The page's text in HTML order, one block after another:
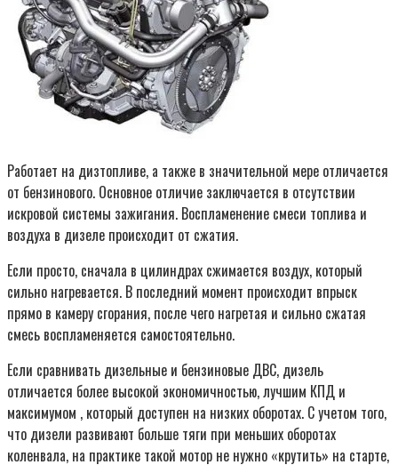
Работает на дизтопливе, а также в значительной мере отличается
от бензинового. Основное отличие заключается в отсутствии
искровой системы зажигания. Воспламенение смеси топлива и
воздуха в дизеле происходит от сжатия.
Если просто, сначала в цилиндрах сжимается воздух, который
сильно нагревается. В последний момент происходит впрыск
прямо в камеру сгорания, после чего нагретая и сильно сжатая
смесь воспламеняется самостоятельно.
Если сравнивать дизельные и бензиновые ДВС, дизель
отличается более высокой экономичностью, лучшим КПД и
максимумом , который доступен на низких оборотах. С учетом того,
что дизели развивают больше тяги при меньших оборотах
коленвала, на практике такой мотор не нужно «крутить» на старте,